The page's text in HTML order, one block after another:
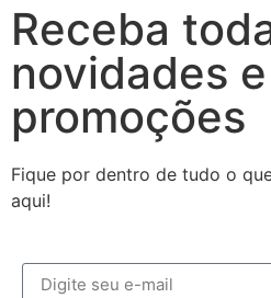
Receba
novidades e
promoções
Fique por dentro de tudo o
aqui!